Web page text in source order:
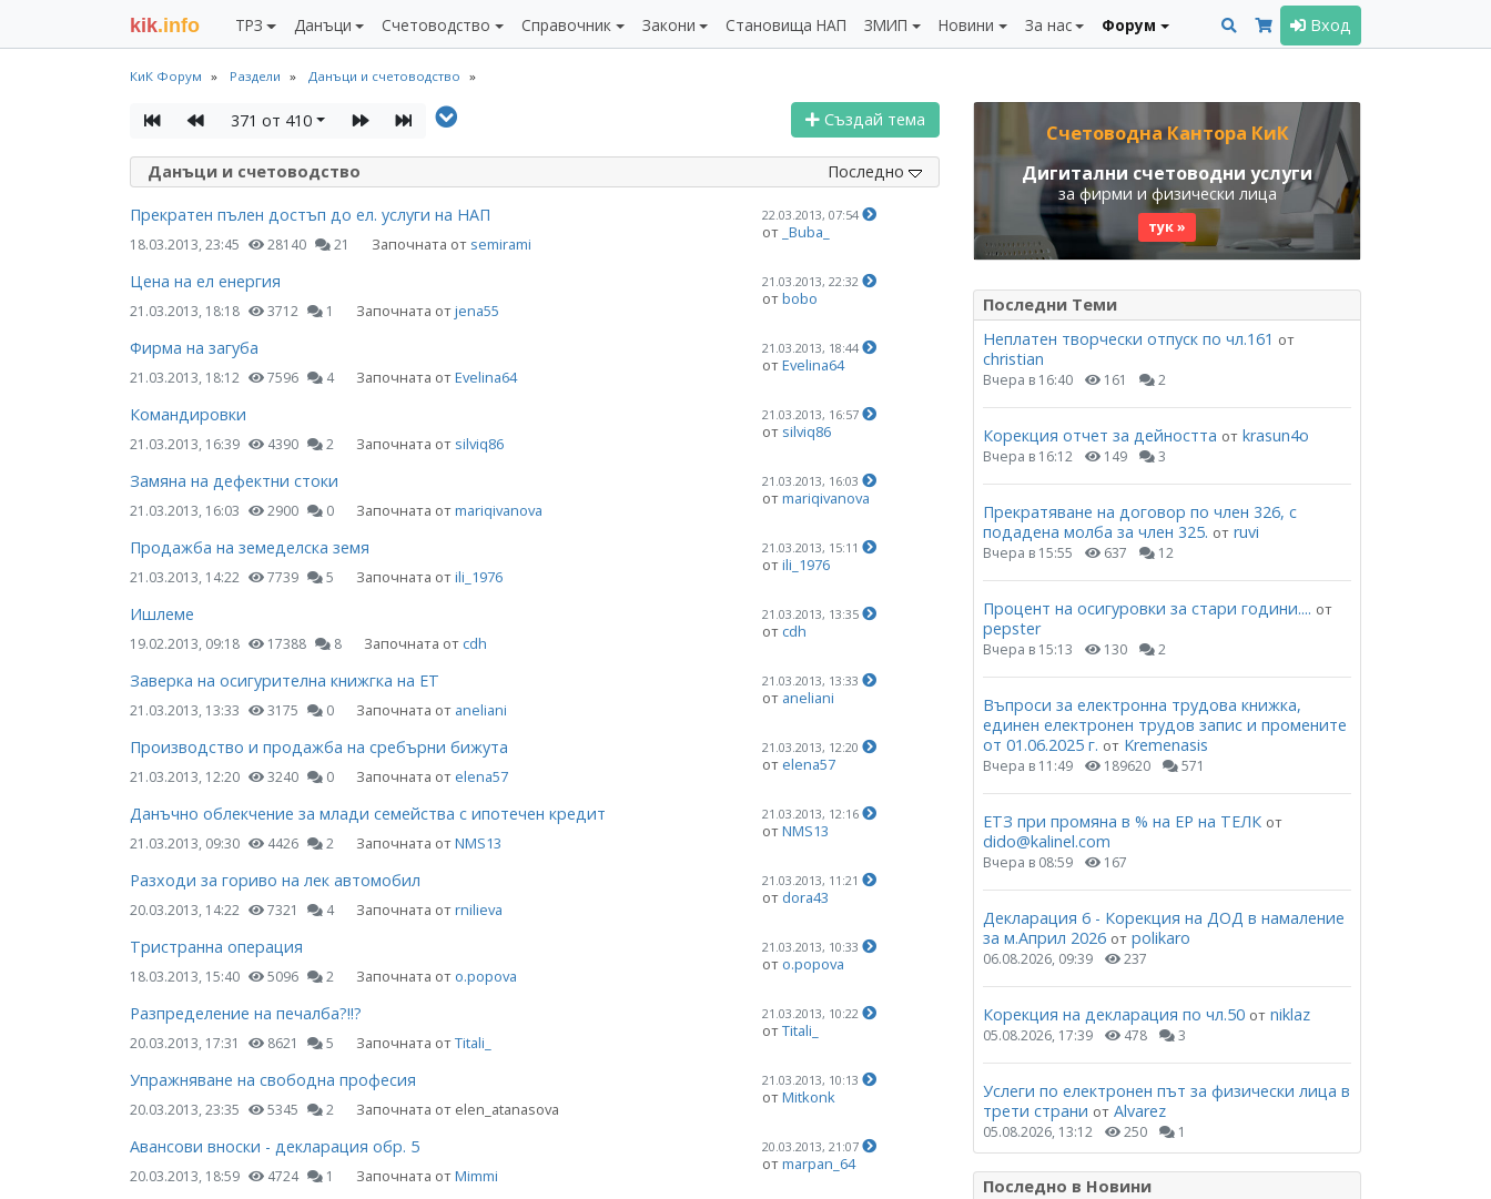
kik.info ТРЗ Данъци Счетоводство Справочник Закони Становища НАП ЗМИП Новини За нас Форум Вход
КиК Форум Раздели Данъци и счетоводство
371 от 410 Създай тема
Данъци и счетоводство Последно
Прекратен пълен достъп до ел. услуги на НАП
18.03.2013, 23:45 28140 21 Започната от semirami
22.03.2013, 07:54
от _Buba_
Цена на ел енергия
21.03.2013, 18:18 3712 1 Започната отjena55
21.03.2013, 22:32
отbobo
Фирма на загуба
21.03.2013, 18:12 7596 4 Започната отEvelina64
21.03.2013, 18:44
отEvelina64
Командировки
21.03.2013, 16:39 4390 2 Започната от silviq86
21.03.2013, 16:57
от silviq86
Замяна на дефектни стоки
21.03.2013, 16:03 2900 0 Започната отmariqivanova
21.03.2013, 16:03
отmariqivanova
Продажба на земеделска земя
21.03.2013, 14:22 7739 5 Започната отili_1976
21.03.2013, 15:11
отili_1976
Ишлеме
19.02.2013, 09:18 17388 8 Започната отcdh
21.03.2013, 13:35
отcdh
Заверка на осигурителна книжгка на ЕТ
21.03.2013, 13:33 3175 0 Започната от aneliani
21.03.2013, 13:33
от aneliani
Производство и продажба на сребърни бижута
21.03.2013, 12:20 3240 0 Започната отelena57
21.03.2013, 12:20
отelena57
Данъчно облекчение за млади семейства с ипотечен кредит
21.03.2013, 09:30 4426 2 Започната отNMS13
21.03.2013, 12:16
отNMS13
Разходи за гориво на лек автомобил
20.03.2013, 14:22 7321 4 Започната отrnilieva
21.03.2013, 11:21
от dora43
Тристранна операция
18.03.2013, 15:40 5096 2 Започната от o.popova
21.03.2013, 10:33
от o.popova
Разпределение на печалба?!!?
20.03.2013, 17:31 8621 5 Започната отTitali_
21.03.2013, 10:22
отTitali_
Упражняване на свободна професия
20.03.2013, 23:35 5345 2 Започната от elen_atanasova
21.03.2013, 10:13
отMitkonk
Авансови вноски - декларация обр. 5
20.03.2013, 18:59 4724 1 Започната отMimmi
20.03.2013, 21:07
отmarpan_64
Счетоводна Кантора КиК
Дигитални счетоводни услуги
за фирми и физически лица
тук »
Последни Теми
Неплатен творчески отпуск по чл.161 от
christian
Вчера в 16:40 161 2
Корекция отчет за дейността от krasun4o
Вчера в 16:12 149 3
Прекратяване на договор по член 326, с
подадена молба за член 325. от ruvi
Вчера в 15:55 637 12
Процент на осигуровки за стари години.... от
pepster
Вчера в 15:13 130 2
Въпроси за електронна трудова книжка,
единен електронен трудов запис и промените
от 01.06.2025 г. от Kremenasis
Вчера в 11:49 189620 571
ЕТЗ при промяна в % на ЕР на ТЕЛК от
dido@kalinel.com
Вчера в 08:59 167
Декларация 6 - Корекция на ДОД в намаление
за м.Април 2026 от polikaro
06.08.2026, 09:39 237
Корекция на декларация по чл.50 от niklaz
05.08.2026, 17:39 478 3
Услеги по електронен път за физически лица в
трети страни от Alvarez
05.08.2026, 13:12 250 1
Последно в Новини